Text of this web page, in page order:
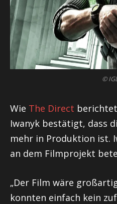
©
Wie The Direct
Iwanyk bestätigt, dass
mehr in Produktion ist.
an dem Filmprojekt
„Der Film wäre
konnten einfach kein